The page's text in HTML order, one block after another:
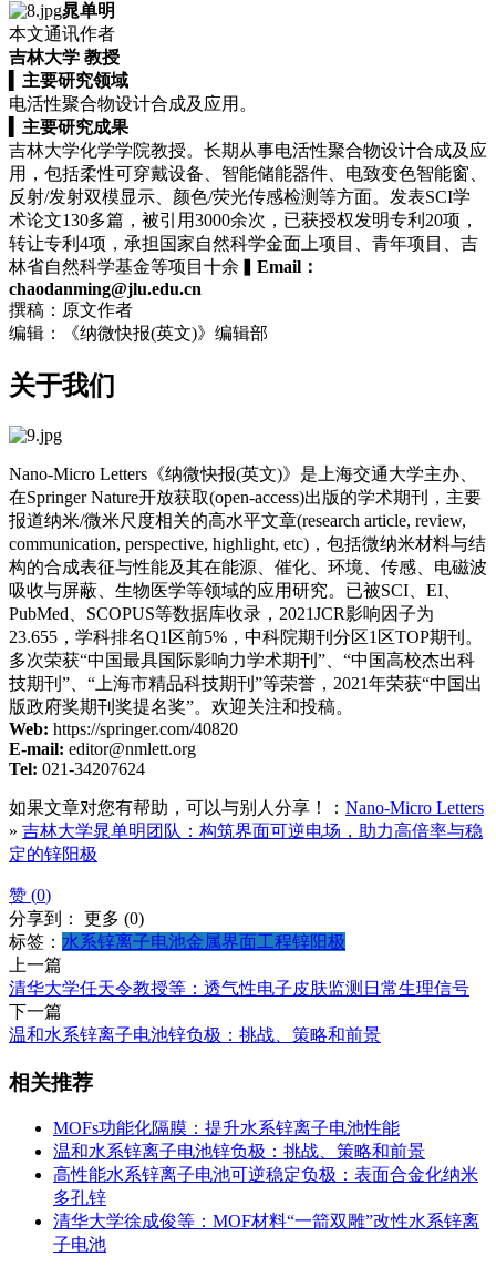
晁单明
本文通讯作者
吉林大学 教授
主要研究领域
电活性聚合物设计合成及应用。
主要研究成果
吉林大学化学学院教授。长期从事电活性聚合物设计合成及应
用，包括柔性可穿戴设备、智能储能器件、电致变色智能窗、
反射/发射双模显示、颜色/荧光传感检测等方面。发表SCI学
术论文130多篇，被引用3000余次，已获授权发明专利20项，
转让专利4项，承担国家自然科学金面上项目、青年项目、吉
林省自然科学基金等项目十余▍ Email：
chaodanming@jlu.edu.cn
撰稿：原文作者
编辑：《纳微快报(英文)》编辑部
关于我们
Nano-Micro Letters《纳微快报(英文)》是上海交通大学主办、
在Springer Nature开放获取(open-access)出版的学术期刊，主要
报道纳米/微米尺度相关的高水平文章(research article, review,
communication, perspective, highlight, etc)，包括微纳米材料与结
构的合成表征与性能及其在能源、催化、环境、传感、电磁波
吸收与屏蔽、生物医学等领域的应用研究。已被SCI、EI、
PubMed、SCOPUS等数据库收录，2021JCR影响因子为
23.655，学科排名Q1区前5%，中科院期刊分区1区TOP期刊。
多次荣获“中国最具国际影响力学术期刊”、“中国高校杰出科
技期刊”、“上海市精品科技期刊”等荣誉，2021年荣获“中国出
版政府奖期刊奖提名奖”。欢迎关注和投稿。
Web: https://springer.com/40820
E-mail: editor@nmlett.org
Tel: 021-34207624
如果文章对您有帮助，可以与别人分享！： Nano-Micro Letters
» 吉林大学晁单明团队：构筑界面可逆电场，助力高倍率与稳
定的锌阳极
赞 (0)
分享到： 更多 (0)
标签： 水系锌离子电池金属界面工程锌阳极
上一篇
清华大学任天令教授等：透气性电子皮肤监测日常生理信号
下一篇
温和水系锌离子电池锌负极：挑战、策略和前景
相关推荐
MOFs功能化隔膜：提升水系锌离子电池性能
温和水系锌离子电池锌负极：挑战、策略和前景
高性能水系锌离子电池可逆稳定负极：表面合金化纳米
多孔锌
清华大学徐成俊等：MOF材料“一箭双雕”改性水系锌离
子电池